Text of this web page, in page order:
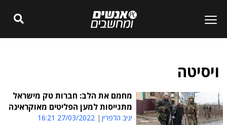
ויסיטה
מחמם את הלב: חברות טק מישראל
מתגייסות למען הפליטים מאוקראינה
יניב הלפרין 27/03/2022 16:21